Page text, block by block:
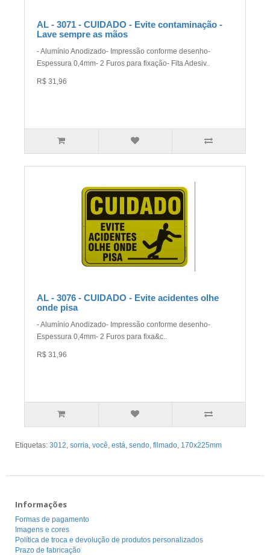
AL - 3071 - CUIDADO - Evite contaminação -
Lave sempre as mãos
- Alumínio Anodizado- Impressão conforme desenho-
Espessura 0,4mm- 2 Furos para fixação- Fita Adesiv..
R$ 31,96
AL - 3076 - CUIDADO - Evite acidentes olhe
onde pisa
- Alumínio Anodizado- Impressão conforme desenho-
Espessura 0,4mm- 2 Furos para fixa&c..
R$ 31,96
Etiquetas: 3012, sorria, você, está, sendo, filmado, 170x225mm
Informações
Formas de pagamento
Imagens e cores
Política de troca e devolução de produtos personalizados
Prazo de fabricação